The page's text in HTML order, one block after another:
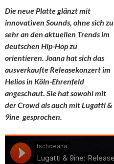
Die neue Platte glänzt mit
innovativen Sounds, ohne sich zu
sehr an den aktuellen Trends im
deutschen Hip-Hop zu
orientieren. Joana hat sich das
ausverkaufte Releasekonzert im
Helios in Köln-Ehrenfeld
angeschaut. Sie hat sowohl mit
der Crowd als auch mit Lugatti &
9ine gesprochen.